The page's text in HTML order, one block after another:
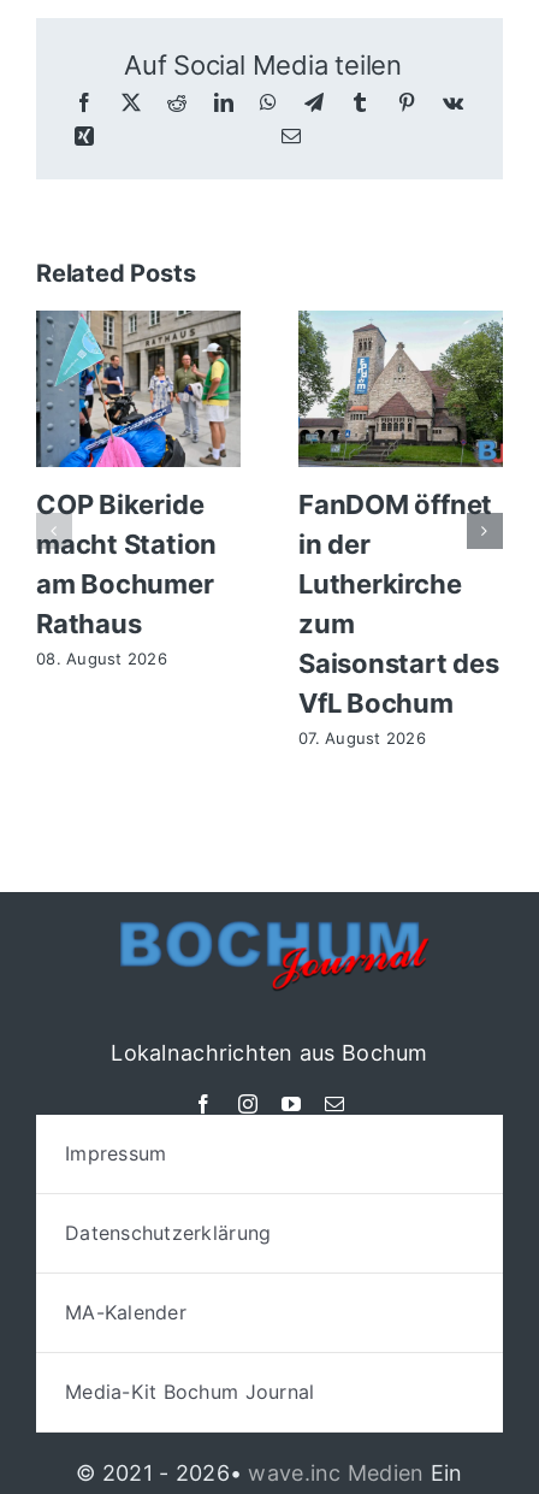
Auf Social Media teilen
Related Posts
COP Bikeride
macht Station
am Bochumer
Rathaus
08. August 2026
FanDOM öffnet
in der
Lutherkirche
zum
Saisonstart des
VfL Bochum
07. August 2026
Lokalnachrichten aus Bochum
Impressum
Datenschutzerklärung
MA-Kalender
Media-Kit Bochum Journal
© 2021 - 2026•wave.inc Medien Ein